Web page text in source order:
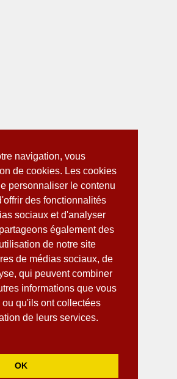
navigation, vous
de cookies. Les cookies
personnaliser le contenu
des fonctionnalités
sociaux et d'analyser
également des
de notre site
de médias sociaux, de
qui peuvent combiner
informations que vous
ou qu'ils ont collectées
de leurs services.
OK